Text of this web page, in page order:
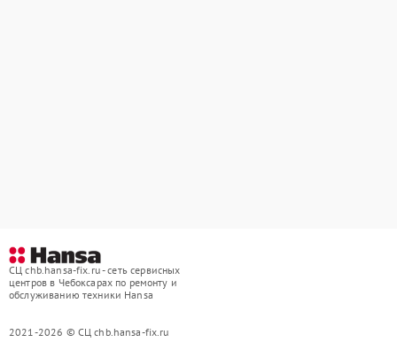
СЦ chb.hansa-fix.ru - сеть сервисных
центров в Чебоксарах по ремонту и
обслуживанию техники Hansa
2021-2026 © СЦ chb.hansa-fix.ru